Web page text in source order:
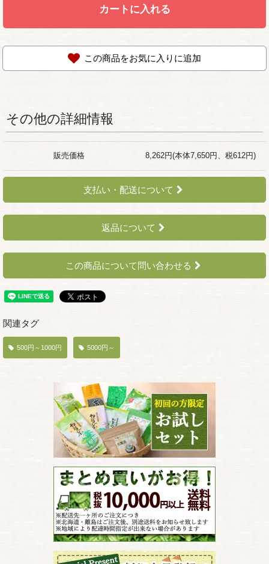
カートに入れる
この商品をお気に入りに追加
その他の詳細情報
販売価格 8,262円(本体7,650円、税612円)
支払い・配送について
返品について
この商品について問い合わせる
関連タグ
500円～1000円 5000円～